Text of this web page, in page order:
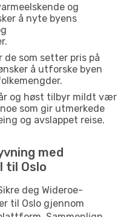
og
å nyte byens
som setter pris på
å utforske byen
og høst tilbyr mildt vær
som gir utmerkede
og avslappet reise.
med
til Oslo
deg Wideroe-
til Oslo gjennom